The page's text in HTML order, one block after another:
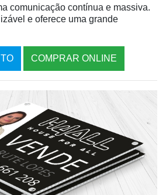
comunicação contí­nua e massiva.
e oferece uma grande
COMPRAR ONLINE